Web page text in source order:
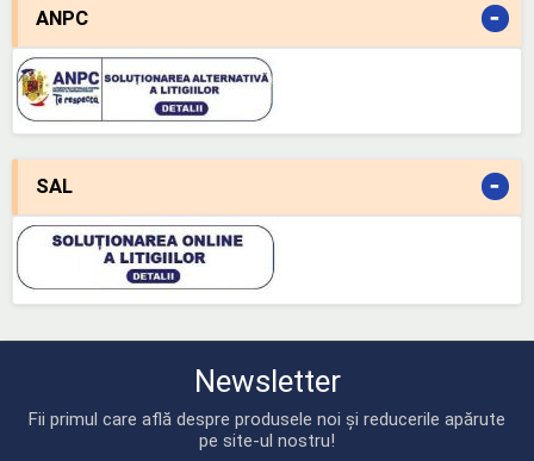
ANPC -
SAL -
Newsletter
Fii primul care află despre produsele noi și reducerile apărute
pe site-ul nostru!